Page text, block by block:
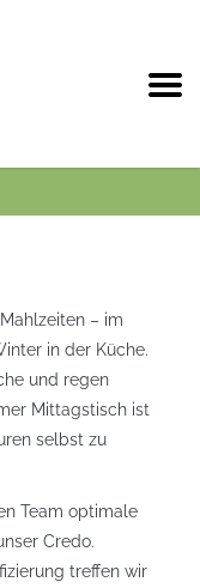
– im
in der Küche.
und regen
Mittagstisch ist
selbst zu
Team optimale
Credo.
treffen wir